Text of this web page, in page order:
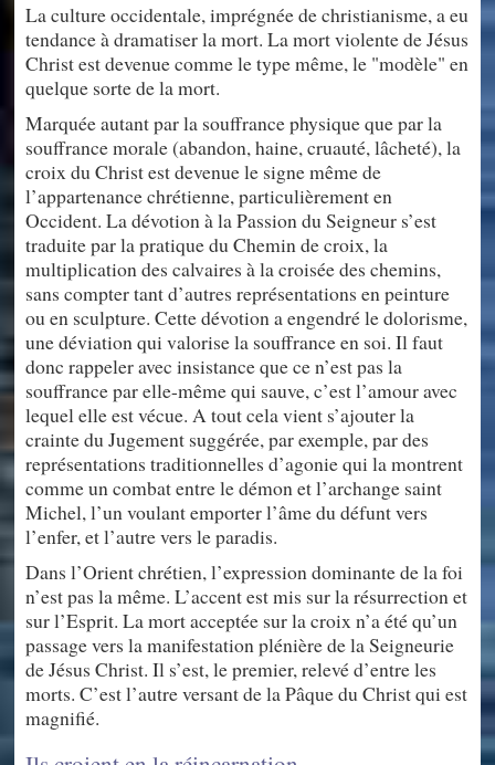
La culture occidentale, imprégnée de christianisme, a eu
tendance à dramatiser la mort. La mort violente de Jésus
Christ est devenue comme le type même, le "modèle" en
quelque sorte de la mort.
Marquée autant par la souffrance physique que par la
souffrance morale (abandon, haine, cruauté, lâcheté), la
croix du Christ est devenue le signe même de
l’appartenance chrétienne, particulièrement en
Occident. La dévotion à la Passion du Seigneur s’est
traduite par la pratique du Chemin de croix, la
multiplication des calvaires à la croisée des chemins,
sans compter tant d’autres représentations en peinture
ou en sculpture. Cette dévotion a engendré le dolorisme,
une déviation qui valorise la souffrance en soi. Il faut
donc rappeler avec insistance que ce n’est pas la
souffrance par elle-même qui sauve, c’est l’amour avec
lequel elle est vécue. A tout cela vient s’ajouter la
crainte du Jugement suggérée, par exemple, par des
représentations traditionnelles d’agonie qui la montrent
comme un combat entre le démon et l’archange saint
Michel, l’un voulant emporter l’âme du défunt vers
l’enfer, et l’autre vers le paradis.
Dans l’Orient chrétien, l’expression dominante de la foi
n’est pas la même. L’accent est mis sur la résurrection et
sur l’Esprit. La mort acceptée sur la croix n’a été qu’un
passage vers la manifestation plénière de la Seigneurie
de Jésus Christ. Il s’est, le premier, relevé d’entre les
morts. C’est l’autre versant de la Pâque du Christ qui est
magnifié.